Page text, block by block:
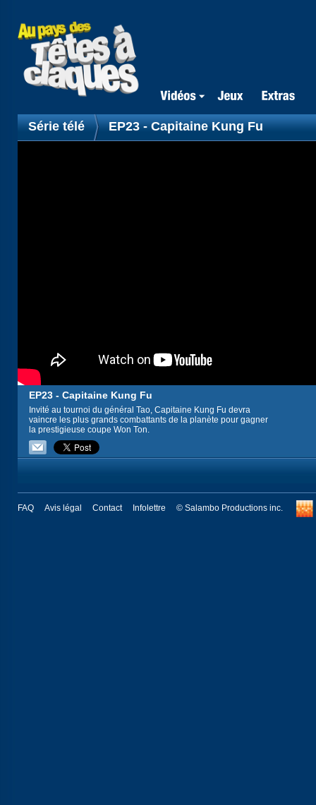
Série télé EP23 - Capitaine Kung Fu
EP23 - Capitaine Kung Fu
Invité au tournoi du général Tao, Capitaine Kung Fu devra
vaincre les plus grands combattants de la planète pour gagner
la prestigieuse coupe Won Ton.
FAQ Avis légal Contact Infolettre © Salambo Productions inc.